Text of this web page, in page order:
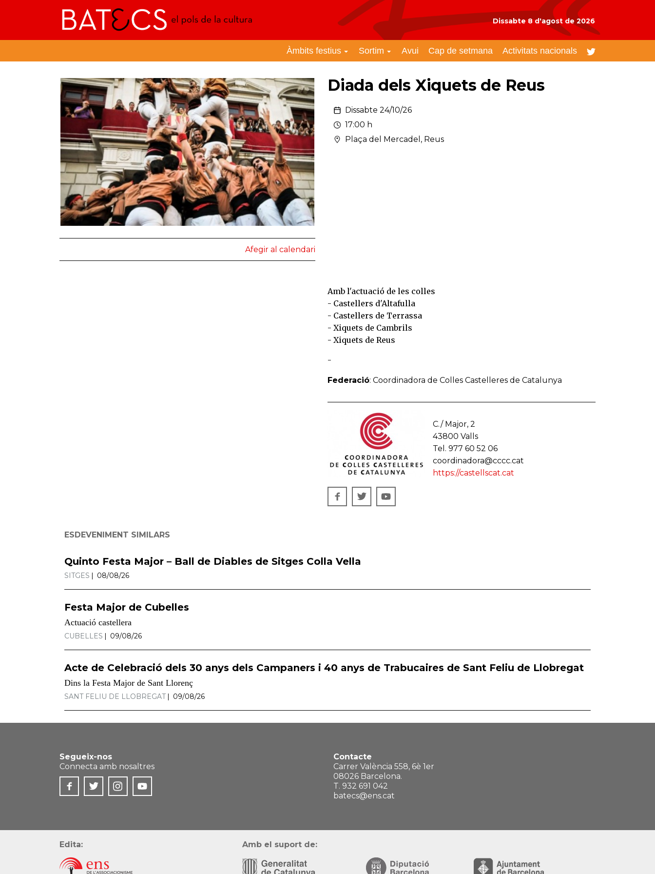
Batecs Dissabte 8 d'agost de 2026
Àmbits festius Sortim Avui Cap de setmana Activitats nacionals
Afegir al calendari
Diada dels Xiquets de Reus
Dissabte 24/10/26
17:00 h
Plaça del Mercadel, Reus
Amb l'actuació de les colles
- Castellers d'Altafulla
- Castellers de Terrassa
- Xiquets de Cambrils
- Xiquets de Reus
-
Federació: Coordinadora de Colles Castelleres de Catalunya
C./ Major, 2
43800 Valls
Tel. 977 60 52 06
coordinadora@cccc.cat
https://castellscat.cat
ESDEVENIMENT SIMILARS
Quinto Festa Major – Ball de Diables de Sitges Colla Vella
SITGES 08/08/26
Festa Major de Cubelles
Actuació castellera
CUBELLES 09/08/26
Acte de Celebració dels 30 anys dels Campaners i 40 anys de Trabucaires de Sant Feliu de Llobregat
Dins la Festa Major de Sant Llorenç
SANT FELIU DE LLOBREGAT 09/08/26
Segueix-nos
Connecta amb nosaltres
Contacte
Carrer València 558, 6è 1er
08026 Barcelona.
T. 932 691 042
batecs@ens.cat
Edita: Amb el suport de: